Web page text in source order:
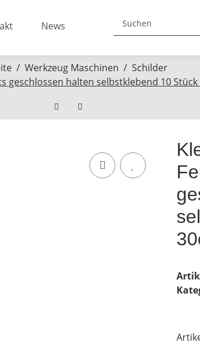
News
Werkzeug Maschinen
Schilder
halten selbstklebend 10 Stück